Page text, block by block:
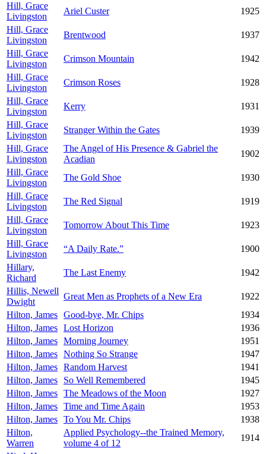
Hill, Grace
Livingston
Ariel Custer
1925
Hill, Grace
Livingston
Brentwood
1937
Hill, Grace
Livingston
Crimson Mountain
1942
Hill, Grace
Livingston
Crimson Roses
1928
Hill, Grace
Livingston
Kerry
1931
Hill, Grace
Livingston
Stranger Within the Gates
1939
Hill, Grace
Livingston
The Angel of His Presence & Gabriel the
Acadian
1902
Hill, Grace
Livingston
The Gold Shoe
1930
Hill, Grace
Livingston
The Red Signal
1919
Hill, Grace
Livingston
Tomorrow About This Time
1923
Hill, Grace
Livingston
“A Daily Rate.”
1900
Hillary,
Richard
The Last Enemy
1942
Hillis, Newell
Dwight
Great Men as Prophets of a New Era
1922
Hilton, James Good-bye, Mr. Chips
1934
Hilton, James Lost Horizon
1936
Hilton, James Morning Journey
1951
Hilton, James Nothing So Strange
1947
Hilton, James Random Harvest
1941
Hilton, James
So Well Remembered
1945
Hilton, James The Meadows of the Moon
1927
Hilton, James Time and Time Again
1953
Hilton, James To You Mr. Chips
1938
Hilton,
Warren
Applied Psychology--the Trained Memory,
volume 4 of 12
1914